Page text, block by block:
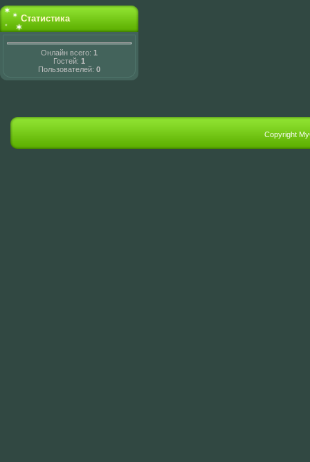
Статистика
Онлайн всего: 1
Гостей: 1
Пользователей: 0
Copyright